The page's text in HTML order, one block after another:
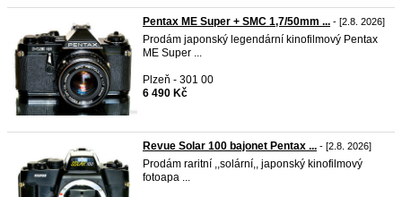
Pentax ME Super + SMC 1,7/50mm ... - [2.8. 2026]
Prodám japonský legendární kinofilmový Pentax
ME Super ...
Plzeň - 301 00
6 490 Kč
Revue Solar 100 bajonet Pentax ... - [2.8. 2026]
Prodám raritní ,,solární,, japonský kinofilmový
fotoapa ...